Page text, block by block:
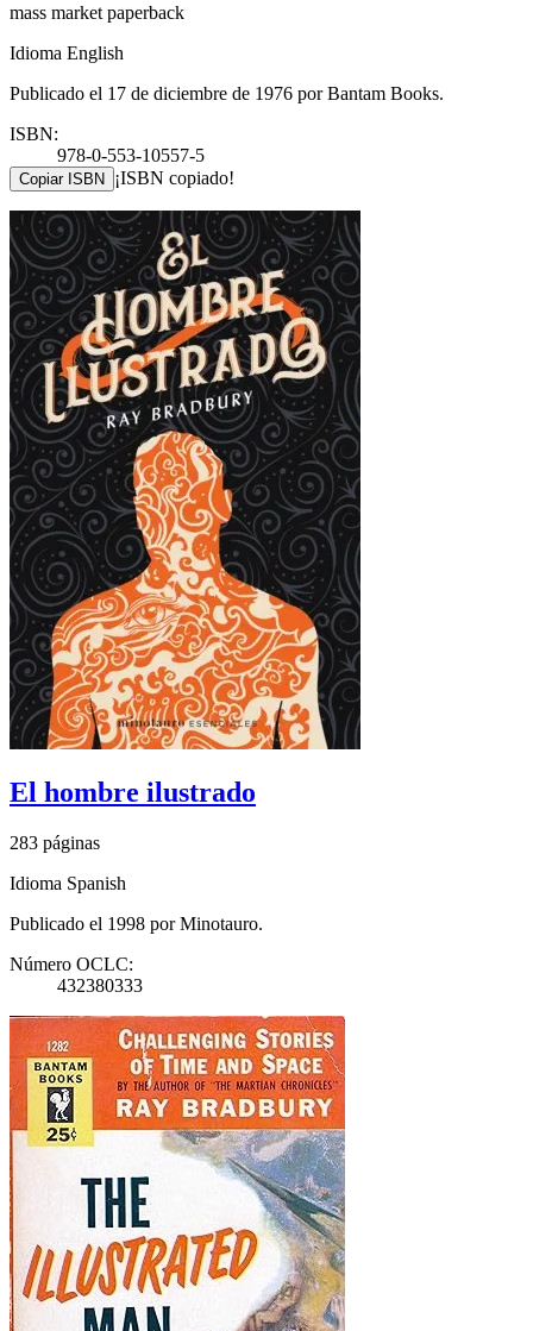
mass market paperback
Idioma English
Publicado el 17 de diciembre de 1976 por Bantam Books.
ISBN:
978-0-553-10557-5
Copiar ISBN ¡ISBN copiado!
El hombre ilustrado
283 páginas
Idioma Spanish
Publicado el 1998 por Minotauro.
Número OCLC:
432380333